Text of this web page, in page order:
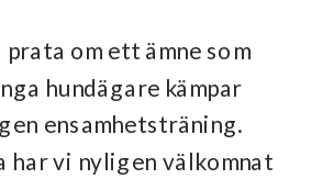
prata om ett ämne som
hundägare kämpar
ensamhetsträning.
har vi nyligen välkomnat